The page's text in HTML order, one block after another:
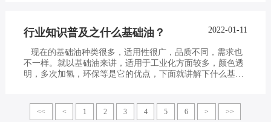
行业知识普及之什么基础油？ 2022-01-11
现在的基础油种类很多，适用性很广，品质不同，需求也
不一样。就以基础油来讲，适用于工业化方面较多，颜色透
明，多次加氢，环保等是它的优点，下面就讲解下什么基础
<< < 1 2 3 4 5 6 > >>